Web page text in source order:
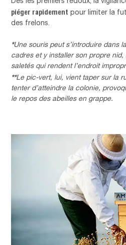
piéger rapidement pour limiter la
des frelons.
*Une souris peut s’introduire dans
cadres et y installer son propre
saletés qui rendent l’endroit
**Le pic-vert, lui, vient taper sur la
tenter d’atteindre la colonie,
le repos des abeilles en grappe.